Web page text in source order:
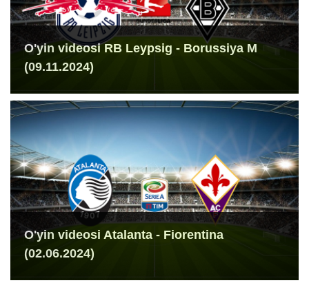
O'yin videosi RB Leypsig - Borussiya M
(09.11.2024)
O'yin videosi Atalanta - Fiorentina
(02.06.2024)